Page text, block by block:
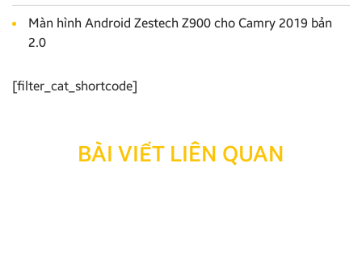
Màn hình Android Zestech Z900 cho Camry 2019 bản
2.0
[filter_cat_shortcode]
BÀI VIẾT LIÊN QUAN